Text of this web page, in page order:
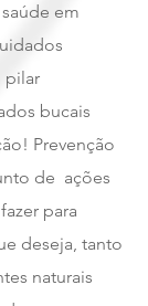
em
pilar
bucais
Prevenção
de ações
para
deseja, tanto
naturais